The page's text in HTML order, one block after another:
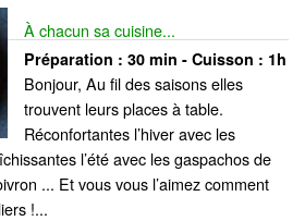
À chacun sa cuisine...
Préparation : 30 min - Cuisson : 1h
Bonjour, Au fil des saisons elles
trouvent leurs places à table.
Réconfortantes l’hiver avec les
l’été avec les gaspachos de
... Et vous vous l’aimez comment
!...